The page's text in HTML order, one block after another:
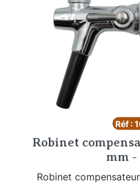
Réf :
Robinet
mm -
Robinet